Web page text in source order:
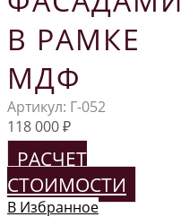
В РАМКЕ
МДФ
Артикул: Г-052
118 000₽
РАСЧЕТ
СТОИМОСТИ
В Избранное